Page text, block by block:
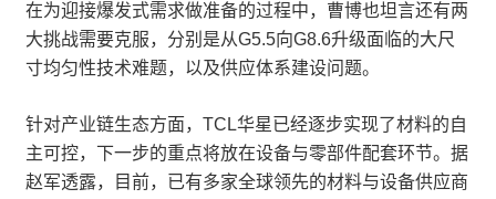
在为迎接爆发式需求做准备的过程中，曹博也坦言还有两
大挑战需要克服，分别是从G5.5向G8.6升级面临的大尺
寸均匀性技术难题，以及供应体系建设问题。
针对产业链生态方面，TCL华星已经逐步实现了材料的自
主可控，下一步的重点将放在设备与零部件配套环节。据
赵军透露，目前，已有多家全球领先的材料与设备供应商